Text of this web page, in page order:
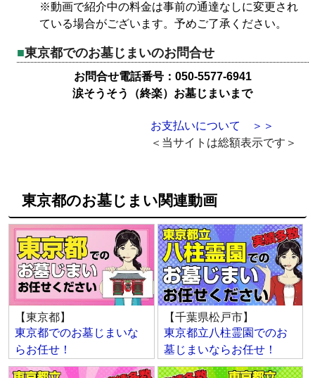
※動画で紹介中の料金は事前の通達なしに変更され
ている場合がございます。予めご了承ください。
東京都でのお墓じまいのお問合せ
お問合せ電話番号：050-5577-6941
涙そうそう（終楽）お墓じまいまで
お支払いについて ＞＞
＜当サイトは総額表示です＞
東京都のお墓じまい関連動画
【東京都】
東京都でのお墓じまいな
らお任せ！
【千葉県松戸市】
東京都立八柱霊園でのお
墓じまいならお任せ！